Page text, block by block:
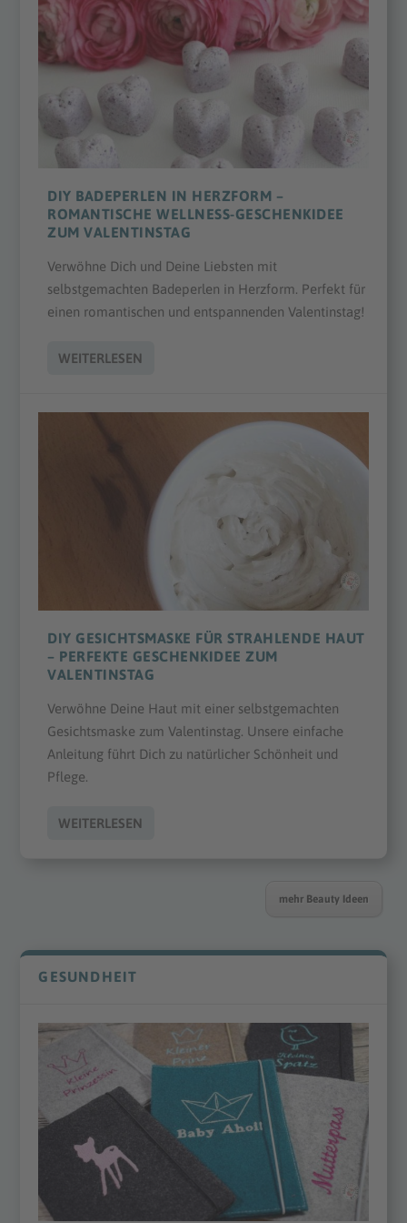
DIY BADEPERLEN IN HERZFORM –
ROMANTISCHE WELLNESS-GESCHENKIDEE
ZUM VALENTINSTAG
Verwöhne Dich und Deine Liebsten mit
selbstgemachten Badeperlen in Herzform. Perfekt für
einen romantischen und entspannenden Valentinstag!
WEITERLESEN
DIY GESICHTSMASKE FÜR STRAHLENDE HAUT
– PERFEKTE GESCHENKIDEE ZUM
VALENTINSTAG
Verwöhne Deine Haut mit einer selbstgemachten
Gesichtsmaske zum Valentinstag. Unsere einfache
Anleitung führt Dich zu natürlicher Schönheit und
Pflege.
WEITERLESEN
mehr Beauty Ideen
GESUNDHEIT